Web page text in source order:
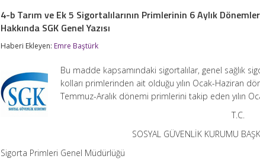
4-b Tarım ve Ek 5 Sigortalılarının Primlerinin 6 Aylık
Hakkında SGK Genel Yazısı
Haberi Ekleyen: Emre Baştürk
Bu madde kapsamındaki sigortalılar, genel sağlık
kolları primlerinden ait olduğu yılın Ocak-Haziran
Temmuz-Aralık dönemi primlerini takip eden yılın
T.C.
SOSYAL GÜVENLİK KURUMU
Sigorta Primleri Genel Müdürlüğü